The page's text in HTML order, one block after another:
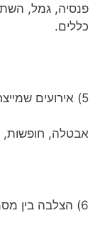
פנסיה, גמל,
כללים.
5) אירועים שמייצרים חוסר סדירות בהכנסות
אבטלה, חופשות,
6) הצלבה בין מסמכים